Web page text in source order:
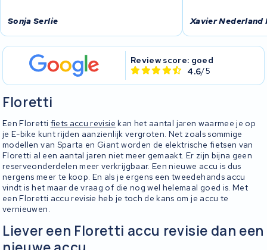
Sonja Serlie Xavier Nederland
Review score: goed
4.6/5
Floretti
Een Floretti fiets accu revisie kan het aantal jaren waarmee je op
je E-bike kunt rijden aanzienlijk vergroten. Net zoals sommige
modellen van Sparta en Giant worden de elektrische fietsen van
Floretti al een aantal jaren niet meer gemaakt. Er zijn bijna geen
reserveonderdelen meer verkrijgbaar. Een nieuwe accu is dus
nergens meer te koop. En als je ergens een tweedehands accu
vindt is het maar de vraag of die nog wel helemaal goed is. Met
een Floretti accu revisie heb je toch de kans om je accu te
vernieuwen.
Liever een Floretti accu revisie dan een